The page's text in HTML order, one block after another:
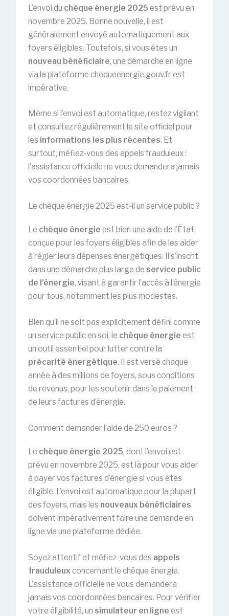
L’envoi du chèque énergie 2025 est prévu en
novembre 2025. Bonne nouvelle, il est
généralement envoyé automatiquement aux
foyers éligibles. Toutefois, si vous êtes un
nouveau bénéficiaire, une démarche en ligne
via la plateforme chequeenergie.gouv.fr est
impérative.
Même si l’envoi est automatique, restez vigilant
et consultez régulièrement le site officiel pour
les informations les plus récentes. Et
surtout, méfiez-vous des appels frauduleux :
l’assistance officielle ne vous demandera jamais
vos coordonnées bancaires.
Le chèque énergie 2025 est-il un service public ?
Le chèque énergie est bien une aide de l’État,
conçue pour les foyers éligibles afin de les aider
à régler leurs dépenses énergétiques. Il s’inscrit
dans une démarche plus large de service public
de l’énergie, visant à garantir l’accès à l’énergie
pour tous, notamment les plus modestes.
Bien qu’il ne soit pas explicitement défini comme
un service public en soi, le chèque énergie est
un outil essentiel pour lutter contre la
précarité énergétique. Il est versé chaque
année à des millions de foyers, sous conditions
de revenus, pour les soutenir dans le paiement
de leurs factures d’énergie.
Comment demander l’aide de 250 euros ?
Le chèque énergie 2025, dont l’envoi est
prévu en novembre 2025, est là pour vous aider
à payer vos factures d’énergie si vous êtes
éligible. L’envoi est automatique pour la plupart
des foyers, mais les nouveaux bénéficiaires
doivent impérativement faire une demande en
ligne via une plateforme dédiée.
Soyez attentif et méfiez-vous des appels
frauduleux concernant le chèque énergie.
L’assistance officielle ne vous demandera
jamais vos coordonnées bancaires. Pour vérifier
votre éligibilité, un simulateur en ligne est